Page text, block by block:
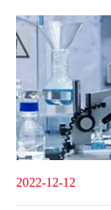
2022-12-12